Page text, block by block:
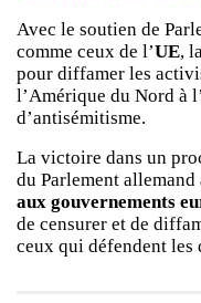
Avec le soutien de
comme ceux de l’UE,
pour diffamer les
l’Amérique du Nord à
d’antisémitisme.
La victoire dans un
du Parlement allemand
aux gouvernements
de censurer et de
ceux qui défendent les